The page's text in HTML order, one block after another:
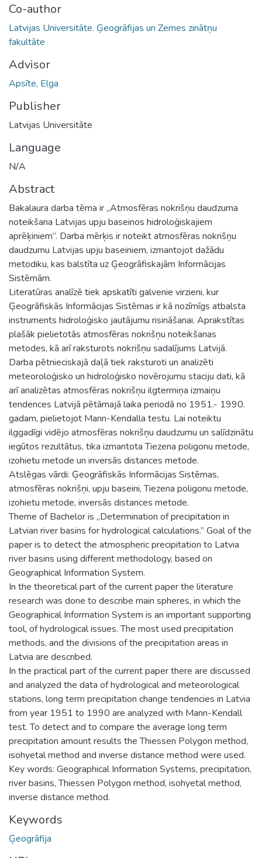
Co-author
Latvijas Universitāte. Ģeogrāfijas un Zemes zinātņu
fakultāte
Advisor
Apsīte, Elga
Publisher
Latvijas Universitāte
Language
N/A
Abstract
Bakalaura darba tēma ir „Atmosfēras nokrišņu daudzuma
noteikšana Latvijas upju baseinos hidroloģiskajiem
aprēķiniem”. Darba mērķis ir noteikt atmosfēras nokrišņu
daudzumu Latvijas upju baseiniem, izmantojot dažādu
metodiku, kas balstīta uz Ģeogrāfiskajām Informācijas
Sistēmām.
Literatūras analīzē tiek apskatīti galvenie virzieni, kur
Ģeogrāfiskās Informācijas Sistēmas ir kā nozīmīgs atbalsta
instruments hidroloģisko jautājumu risināšanai. Aprakstītas
plašāk pielietotās atmosfēras nokrišņu noteikšanas
metodes, kā arī raksturots nokrišņu sadalījums Latvijā.
Darba pētnieciskajā daļā tiek raksturoti un analizēti
meteoroloģisko un hidroloģisko novērojumu staciju dati, kā
arī analizētas atmosfēras nokrišņu ilgtermiņa izmaiņu
tendences Latvijā pētāmajā laika periodā no 1951.- 1990.
gadam, pielietojot Mann-Kendalla testu. Lai noteiktu
ilggadīgi vidējo atmosfēras nokrišņu daudzumu un salīdzinātu
iegūtos rezultātus, tika izmantota Tiezena poligonu metode,
izohietu metode un inversās distances metode.
Atslēgas vārdi: Ģeogrāfiskās Informācijas Sistēmas,
atmosfēras nokrišņi, upju baseini, Tiezena poligonu metode,
izohietu metode, inversās distances metode.
Theme of Bachelor is „Determination of precipitation in
Latvian river basins for hydrological calculations.” Goal of the
paper is to detect the atmospheric precipitation to Latvia
river basins using different methodology, based on
Geographical Information System.
In the theoretical part of the current paper the literature
research was done to describe main spheres, in which the
Geographical Information System is an important supporting
tool, of hydrological issues. The most used precipitation
methods, and the divisions of the precipitation areas in
Latvia are described.
In the practical part of the current paper there are discussed
and analyzed the data of hydrological and meteorological
stations, long term precipitation change tendencies in Latvia
from year 1951 to 1990 are analyzed with Mann-Kendall
test. To detect and to compare the average long term
precipitation amount results the Thiessen Polygon method,
isohyetal method and inverse distance method were used.
Key words: Geographical Information Systems, precipitation,
river basins, Thiessen Polygon method, isohyetal method,
inverse distance method.
Keywords
Ģeogrāfija